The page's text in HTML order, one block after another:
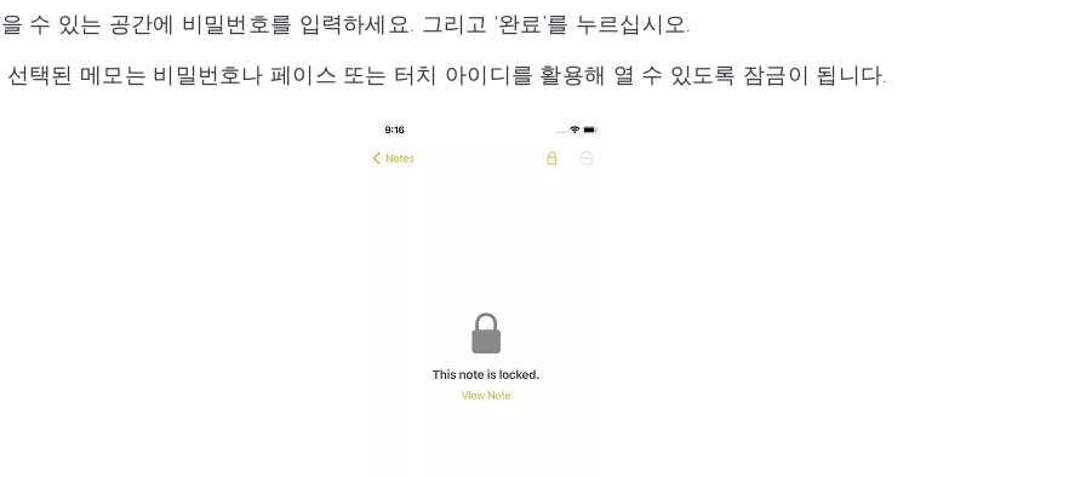
수 있는 공간에 비밀번호를 입력하세요. 그리고 ‘완료’를 누르십시오.
선택된 메모는 비밀번호나 페이스 또는 터치 아이디를 활용해 열 수 있도록 잠금이 됩니다.